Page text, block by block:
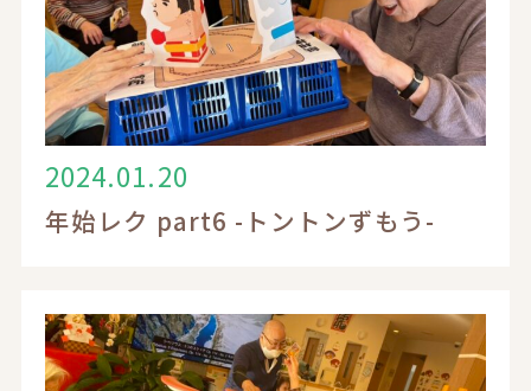
2024.01.20
年始レク part6 -トントンずもう-
お知らせ
入居案内
採用情報